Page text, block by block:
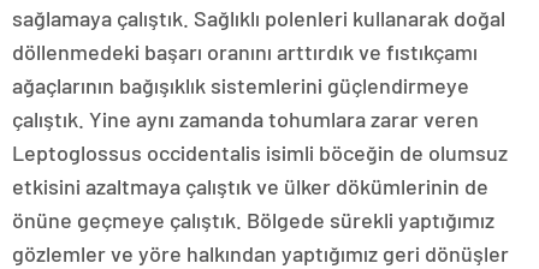
sağlamaya çalıştık. Sağlıklı polenleri kullanarak doğal
döllenmedeki başarı oranını arttırdık ve fıstıkçamı
ağaçlarının bağışıklık sistemlerini güçlendirmeye
çalıştık. Yine aynı zamanda tohumlara zarar veren
Leptoglossus occidentalis isimli böceğin de olumsuz
etkisini azaltmaya çalıştık ve ülker dökümlerinin de
önüne geçmeye çalıştık. Bölgede sürekli yaptığımız
gözlemler ve yöre halkından yaptığımız geri dönüşler